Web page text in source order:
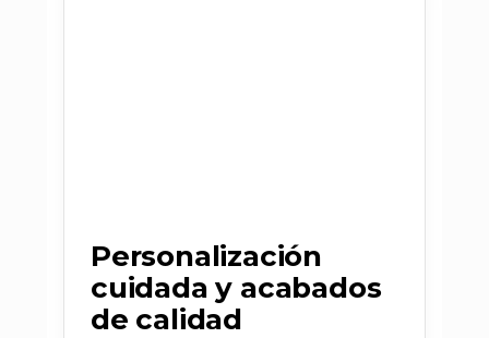
Personalización
cuidada y acabados
de calidad